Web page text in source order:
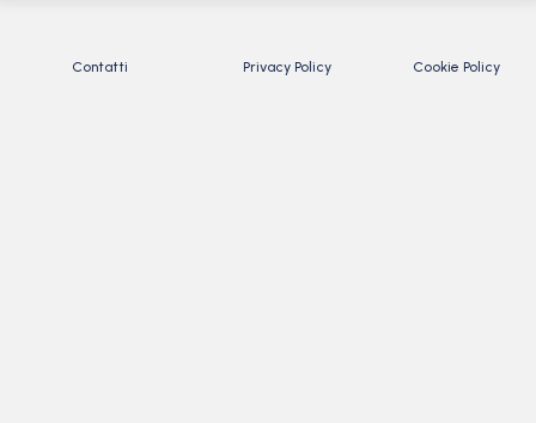
Contatti Privacy Policy Cookie Policy